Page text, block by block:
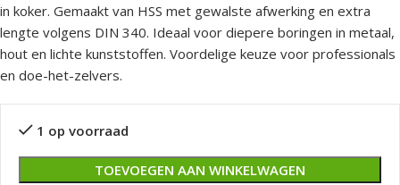
in koker. Gemaakt van HSS met gewalste afwerking en extra
lengte volgens DIN 340. Ideaal voor diepere boringen in metaal,
hout en lichte kunststoffen. Voordelige keuze voor professionals
en doe-het-zelvers.
1 op voorraad
TOEVOEGEN AAN WINKELWAGEN